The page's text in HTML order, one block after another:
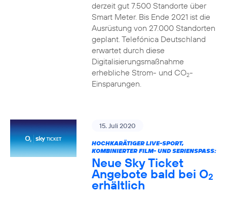
derzeit gut 7.500 Standorte über
Smart Meter. Bis Ende 2021 ist die
Ausrüstung von 27.000 Standorten
geplant. Telefónica Deutschland
erwartet durch diese
Digitalisierungsmaßnahme
erhebliche Strom- und CO2-
Einsparungen.
15. Juli 2020
HOCHKARÄTIGER LIVE-SPORT,
KOMBINIERTER FILM- UND SERIENSPASS:
Neue Sky Ticket
Angebote bald bei O2
erhältlich